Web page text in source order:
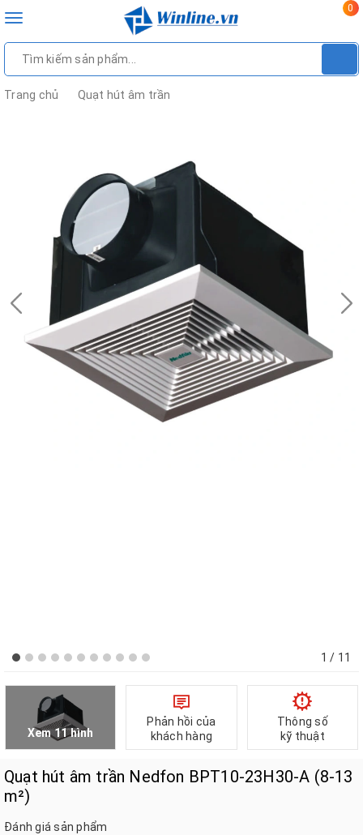
Toggle
0
Trang chủ Quạt hút âm trần
1 / 11
Xem 11 hình
Phản hồi của
khách hàng
Thông số
kỹ thuật
Quạt hút âm trần Nedfon BPT10-23H30-A (8-13
m²)
Đánh giá sản phẩm